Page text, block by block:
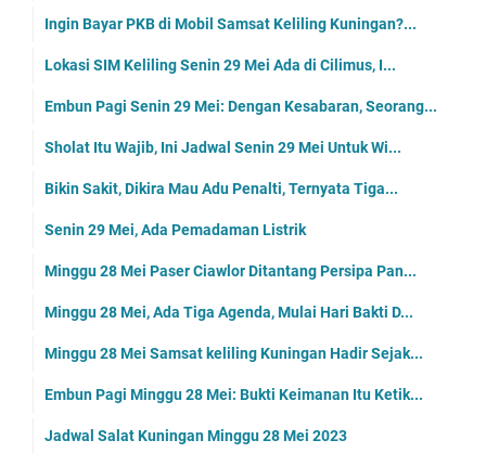
Ingin Bayar PKB di Mobil Samsat Keliling Kuningan?...
Lokasi SIM Keliling Senin 29 Mei Ada di Cilimus, I...
Embun Pagi Senin 29 Mei: Dengan Kesabaran, Seorang...
Sholat Itu Wajib, Ini Jadwal Senin 29 Mei Untuk Wi...
Bikin Sakit, Dikira Mau Adu Penalti, Ternyata Tiga...
Senin 29 Mei, Ada Pemadaman Listrik
Minggu 28 Mei Paser Ciawlor Ditantang Persipa Pan...
Minggu 28 Mei, Ada Tiga Agenda, Mulai Hari Bakti D...
Minggu 28 Mei Samsat keliling Kuningan Hadir Sejak...
Embun Pagi Minggu 28 Mei: Bukti Keimanan Itu Ketik...
Jadwal Salat Kuningan Minggu 28 Mei 2023